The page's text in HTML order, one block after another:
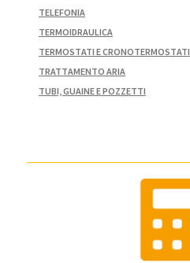
TELEFONIA
TERMOIDRAULICA
TERMOSTATI E CRONOTERMOSTATI
TRATTAMENTO ARIA
TUBI, GUAINE E POZZETTI